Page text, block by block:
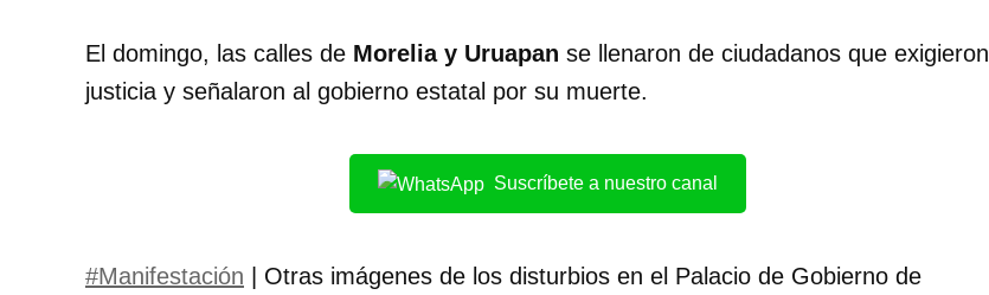
El domingo, las calles de Morelia y Uruapan se llenaron de ciudadanos que exigieron
justicia y señalaron al gobierno estatal por su muerte.
Suscríbete a nuestro canal
#Manifestación | Otras imágenes de los disturbios en el Palacio de Gobierno de